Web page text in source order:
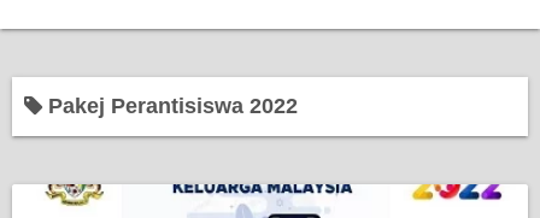
Pakej Perantisiswa 2022